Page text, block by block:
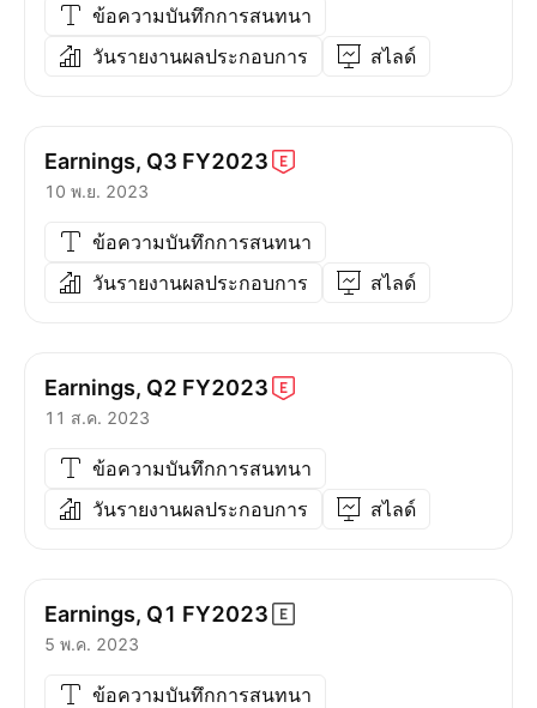
ข้อความบันทึกการสนทนา
วันรายงานผลประกอบการ
สไลด์
Earnings, Q3 FY2023
10 พ.ย. 2023
ข้อความบันทึกการสนทนา
วันรายงานผลประกอบการ
สไลด์
Earnings, Q2 FY2023
11 ส.ค. 2023
ข้อความบันทึกการสนทนา
วันรายงานผลประกอบการ
สไลด์
Earnings, Q1 FY2023
5 พ.ค. 2023
ข้อความบันทึกการสนทนา